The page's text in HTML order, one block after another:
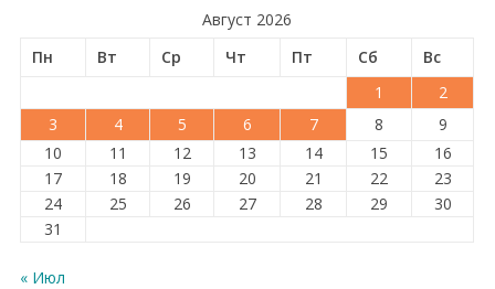
Август 2026
Пн
Вт Ср Чт Пт Сб
Вс
1
2
3
4 5 6 7 8
9
10
11 12 13 14 15
16
17
18 19 20 21 22
23
24
25 26 27 28 29
30
31
« Июл